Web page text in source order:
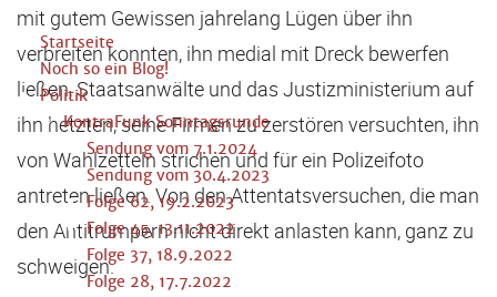
Startseite
Noch so ein Blog!
Politik
KontraFunk Sonntagsrunde
Sendung vom 7.1.2024
Sendung vom 30.4.2023
Folge 62, 19.2.2023
Folge 45, 13.11.2022
Folge 37, 18.9.2022
Folge 28, 17.7.2022
mit gutem Gewissen jahrelang Lügen über ihn
verbreiten konnten, ihn medial mit Dreck bewerfen
ließen, Staatsanwälte und das Justizministerium auf
ihn hetzten, seine Firmen zu zerstören versuchten, ihn
von Wahlzetteln strichen und für ein Polizeifoto
antreten ließen. Von den Attentatsversuchen, die man
den Antitrumpern nicht direkt anlasten kann, ganz zu
schweigen.